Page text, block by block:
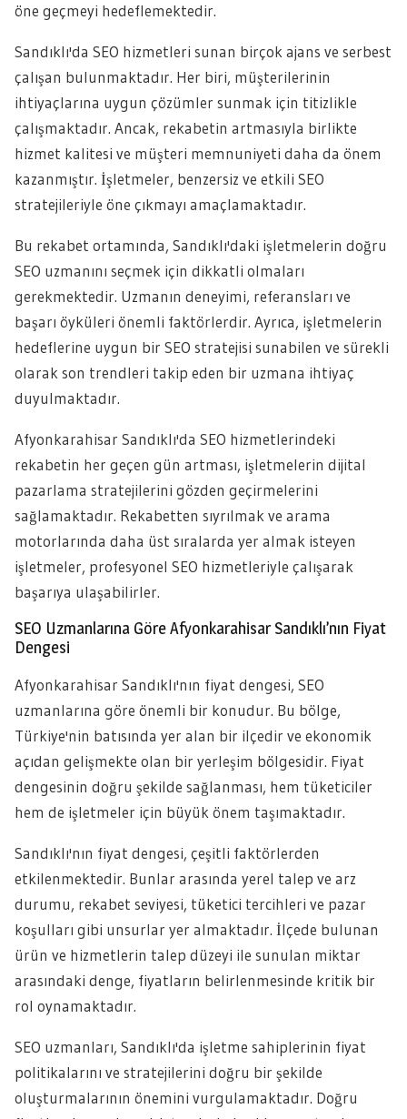
öne geçmeyi hedeflemektedir.
Sandıklı'da SEO hizmetleri sunan birçok ajans ve serbest
çalışan bulunmaktadır. Her biri, müşterilerinin
ihtiyaçlarına uygun çözümler sunmak için titizlikle
çalışmaktadır. Ancak, rekabetin artmasıyla birlikte
hizmet kalitesi ve müşteri memnuniyeti daha da önem
kazanmıştır. İşletmeler, benzersiz ve etkili SEO
stratejileriyle öne çıkmayı amaçlamaktadır.
Bu rekabet ortamında, Sandıklı'daki işletmelerin doğru
SEO uzmanını seçmek için dikkatli olmaları
gerekmektedir. Uzmanın deneyimi, referansları ve
başarı öyküleri önemli faktörlerdir. Ayrıca, işletmelerin
hedeflerine uygun bir SEO stratejisi sunabilen ve sürekli
olarak son trendleri takip eden bir uzmana ihtiyaç
duyulmaktadır.
Afyonkarahisar Sandıklı'da SEO hizmetlerindeki
rekabetin her geçen gün artması, işletmelerin dijital
pazarlama stratejilerini gözden geçirmelerini
sağlamaktadır. Rekabetten sıyrılmak ve arama
motorlarında daha üst sıralarda yer almak isteyen
işletmeler, profesyonel SEO hizmetleriyle çalışarak
başarıya ulaşabilirler.
SEO Uzmanlarına Göre Afyonkarahisar Sandıklı’nın Fiyat
Dengesi
Afyonkarahisar Sandıklı'nın fiyat dengesi, SEO
uzmanlarına göre önemli bir konudur. Bu bölge,
Türkiye'nin batısında yer alan bir ilçedir ve ekonomik
açıdan gelişmekte olan bir yerleşim bölgesidir. Fiyat
dengesinin doğru şekilde sağlanması, hem tüketiciler
hem de işletmeler için büyük önem taşımaktadır.
Sandıklı'nın fiyat dengesi, çeşitli faktörlerden
etkilenmektedir. Bunlar arasında yerel talep ve arz
durumu, rekabet seviyesi, tüketici tercihleri ve pazar
koşulları gibi unsurlar yer almaktadır. İlçede bulunan
ürün ve hizmetlerin talep düzeyi ile sunulan miktar
arasındaki denge, fiyatların belirlenmesinde kritik bir
rol oynamaktadır.
SEO uzmanları, Sandıklı'da işletme sahiplerinin fiyat
politikalarını ve stratejilerini doğru bir şekilde
oluşturmalarının önemini vurgulamaktadır. Doğru